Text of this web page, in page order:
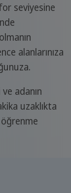
seviyesine
alanlarınıza
adanın
uzaklıkta